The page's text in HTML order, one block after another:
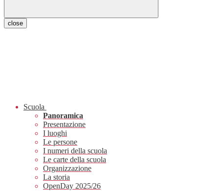
close
Scuola
Panoramica
Presentazione
I luoghi
Le persone
I numeri della scuola
Le carte della scuola
Organizzazione
La storia
OpenDay 2025/26